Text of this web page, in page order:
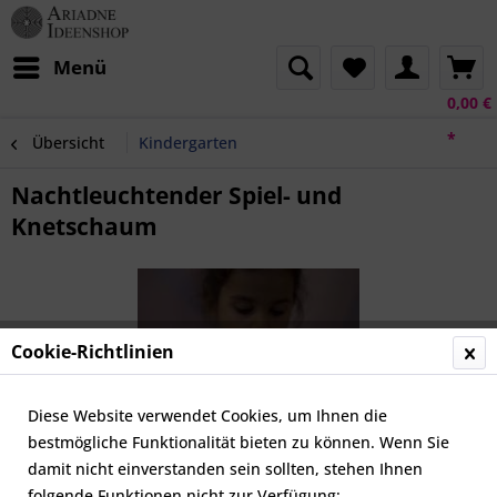
Menü
0,00 €
*
Übersicht Kindergarten
Nachtleuchtender Spiel- und
Knetschaum
Cookie-Richtlinien
Diese Website verwendet Cookies, um Ihnen die
bestmögliche Funktionalität bieten zu können. Wenn Sie
damit nicht einverstanden sein sollten, stehen Ihnen